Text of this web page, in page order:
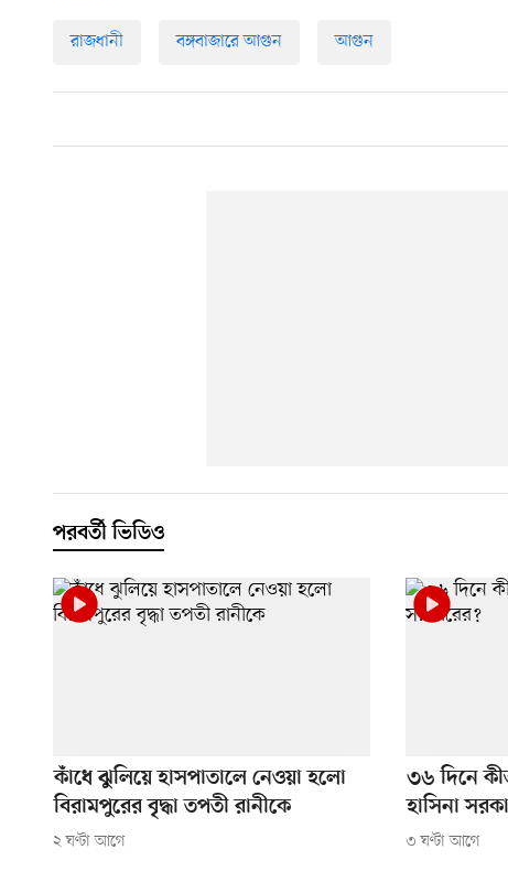
রাজধানী বঙ্গবাজারে আগুন আগুন
পরবর্তী ভিডিও
কাঁধে ঝুলিয়ে হাসপাতালে নেওয়া হলো
বিরামপুরের বৃদ্ধা তপতী রানীকে
২ ঘণ্টা আগে
৩৬ দিনে
হাসিনা
৩ ঘণ্টা আগে